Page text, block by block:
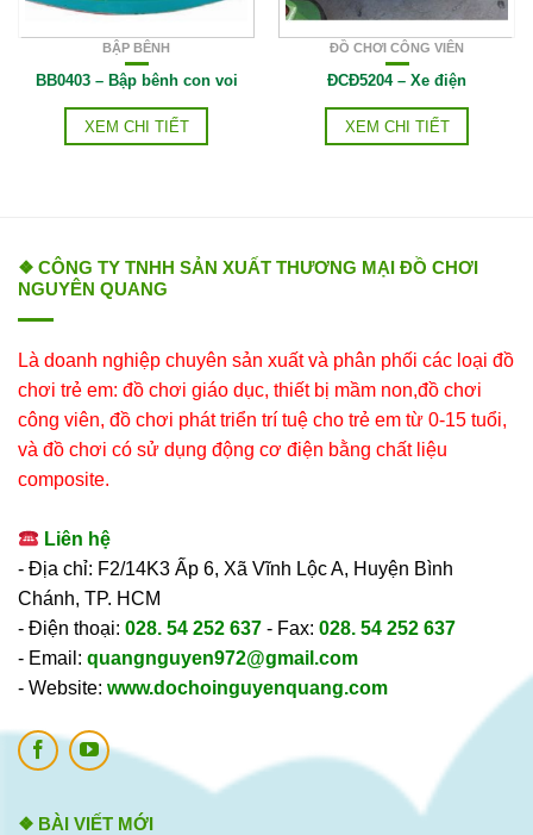
BẬP BÊNH
BB0403 – Bập bênh con voi
XEM CHI TIẾT
ĐỒ CHƠI CÔNG VIÊN
ĐCĐ5204 – Xe điện
XEM CHI TIẾT
❖ CÔNG TY TNHH SẢN XUẤT THƯƠNG MẠI ĐỒ CHƠI
NGUYÊN QUANG
Là doanh nghiệp chuyên sản xuất và phân phối các loại đồ
chơi trẻ em: đồ chơi giáo dục, thiết bị mầm non,đồ chơi
công viên, đồ chơi phát triển trí tuệ cho trẻ em từ 0-15 tuổi,
và đồ chơi có sử dụng động cơ điện bằng chất liệu
composite.
Liên hệ
- Địa chỉ: F2/14K3 Ấp 6, Xã Vĩnh Lộc A, Huyện Bình
Chánh, TP. HCM
- Điện thoại: 028. 54 252 637 - Fax: 028. 54 252 637
- Email: quangnguyen972@gmail.com
- Website: www.dochoinguyenquang.com
❖ BÀI VIẾT MỚI